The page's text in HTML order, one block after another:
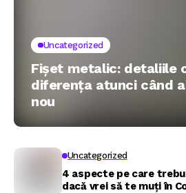
Uncategorized
Fișet metalic: detaliile
diferența atunci când
nou
Uncategorized
4 aspecte pe care
dacă vrei să te muți în